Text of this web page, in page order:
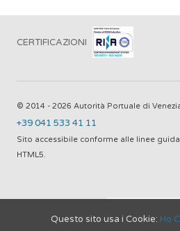
CERTIFICAZIONI
© 2014 - 2026 Autorità Portuale di
+39 041 533 41 11
Sito accessibile conforme alle linee
HTML5.
Questo sito usa i Cookie: Ho